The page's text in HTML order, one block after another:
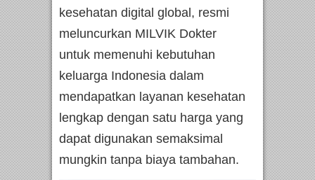
kesehatan digital global, resmi
meluncurkan MILVIK Dokter
untuk memenuhi kebutuhan
keluarga Indonesia dalam
mendapatkan layanan kesehatan
lengkap dengan satu harga yang
dapat digunakan semaksimal
mungkin tanpa biaya tambahan.